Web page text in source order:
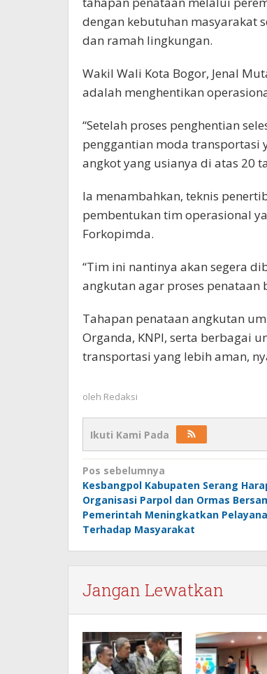
dengan kebutuhan masyarakat
dan ramah lingkungan.
Wakil Wali Kota Bogor, Jenal
adalah menghentikan
“Setelah proses penghentian
penggantian moda transportasi
angkot yang usianya di atas 20
Ia menambahkan, teknis
pembentukan tim operasional
Forkopimda.
“Tim ini nantinya akan segera
angkutan agar proses penataan
Tahapan penataan angkutan
Organda, KNPI, serta berbagai
transportasi yang lebih aman,
oleh Redaksi
Ikuti Kami Pada
Navigasi
pos
Pos sebelumnya
Kesbangpol Kabupaten Serang
Organisasi Parpol dan Ormas
Pemerintah Meningkatkan
Terhadap Masyarakat
Jangan Lewatkan